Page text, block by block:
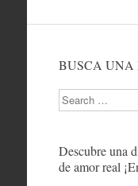
BUSCA UNA
Search
Descubre una
de amor real